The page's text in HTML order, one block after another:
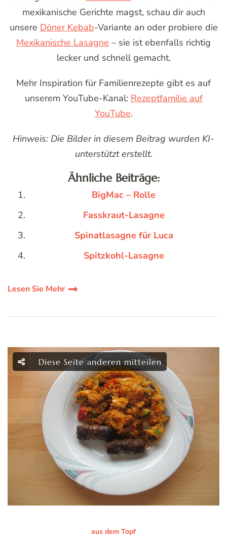
mexikanische Gerichte magst, schau dir auch
unsere Döner Kebab-Variante an oder probiere die
Mexikanische Lasagne – sie ist ebenfalls richtig
lecker und schnell gemacht.
Mehr Inspiration für Familienrezepte gibt es auf
unserem YouTube-Kanal: Rezeptfamilie auf
YouTube.
Hinweis: Die Bilder in diesem Beitrag wurden KI-
unterstützt erstellt.
Ähnliche Beiträge:
BigMac – Rolle
Fasskraut-Lasagne
Spinatlasagne für Luca
Spitzkohl-Lasagne
Lesen Sie Mehr
Diese Seite anderen mitteilen
aus dem Topf